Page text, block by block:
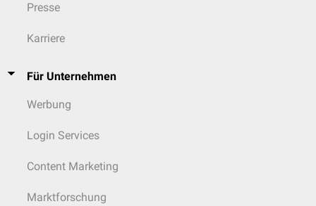
Presse
Karriere
Für Unternehmen
Werbung
Login Services
Content Marketing
Marktforschung